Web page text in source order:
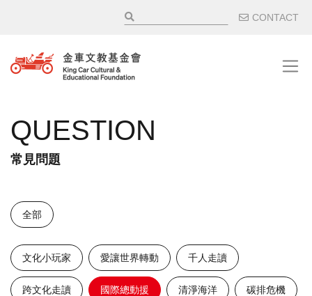
輔助選
CONTACT
QUESTION
常見問題
全部
文化小玩家 愛讓世界轉動 千人走讀
跨文化走讀 國際總動援 清淨海洋 碳排危機